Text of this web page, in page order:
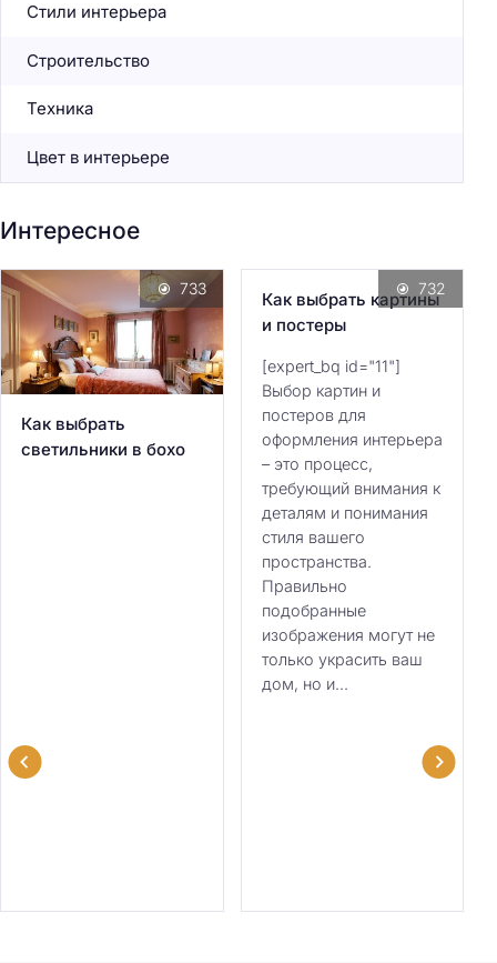
Стили интерьера
Строительство
Техника
Цвет в интерьере
Интересное
Как выбрать
светильники в бохо
733
Как выбрать картины
и постеры
[expert_bq id="11"]
Выбор картин и
постеров для
оформления интерьера
– это процесс,
требующий внимания к
деталям и понимания
стиля вашего
пространства.
Правильно
подобранные
изображения могут не
только украсить ваш
дом, но и...
732